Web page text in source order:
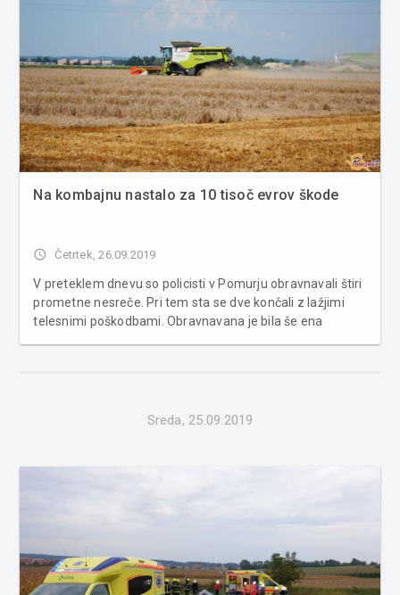
Na kombajnu nastalo za 10 tisoč evrov škode
access_time Četrtek, 26.09.2019
V preteklem dnevu so policisti v Pomurju obravnavali štiri
prometne nesreče. Pri tem sta se dve končali z lažjimi
telesnimi poškodbami. Obravnavana je bila še ena
Sreda, 25.09.2019